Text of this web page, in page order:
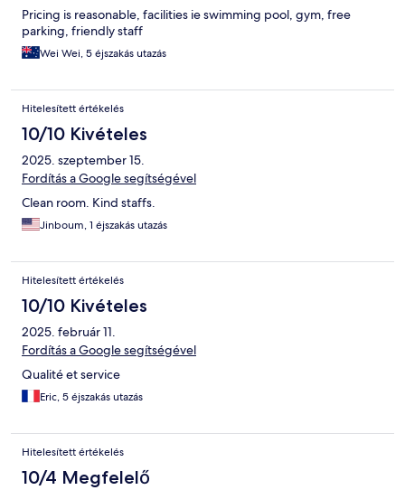
Pricing is reasonable, facilities ie swimming pool, gym, free
parking, friendly staff
Wei Wei, 5 éjszakás utazás
Hitelesített értékelés
10/10 Kivételes
2025. szeptember 15.
Fordítás a Google segítségével
Clean room. Kind staffs.
Jinboum, 1 éjszakás utazás
Hitelesített értékelés
10/10 Kivételes
2025. február 11.
Fordítás a Google segítségével
Qualité et service
Eric, 5 éjszakás utazás
Hitelesített értékelés
10/4 Megfelelő